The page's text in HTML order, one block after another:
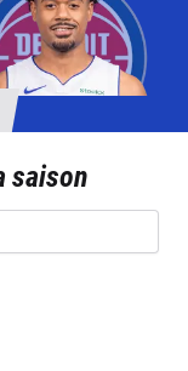
saison